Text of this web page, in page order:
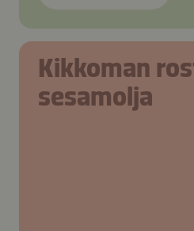
Kikkoman
sesamolja